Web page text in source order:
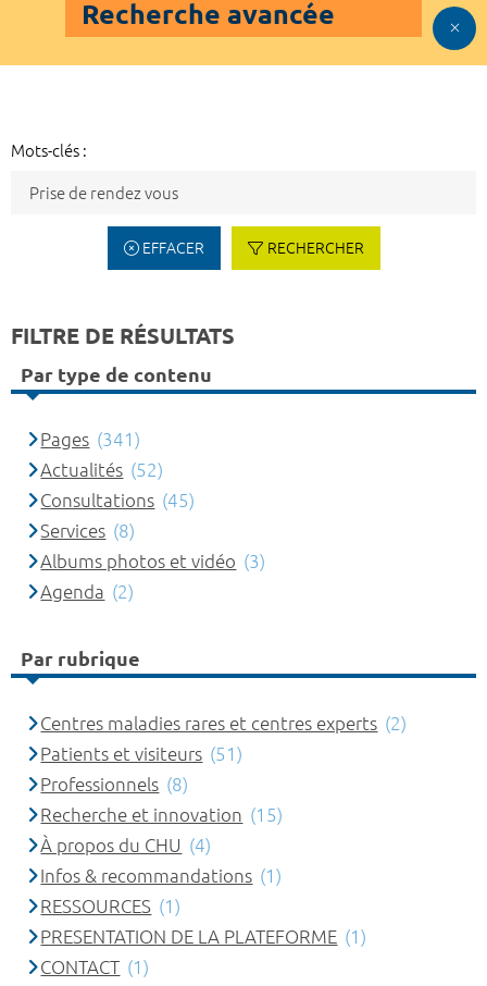
Recherche avancée
Mots-clés :
EFFACER RECHERCHER
FILTRE DE RÉSULTATS
Par type de contenu
Pages (341)
Actualités (52)
Consultations (45)
Services (8)
Albums photos et vidéo (3)
Agenda (2)
Par rubrique
Centres maladies rares et centres experts (2)
Patients et visiteurs (51)
Professionnels (8)
Recherche et innovation (15)
À propos du CHU (4)
Infos & recommandations (1)
RESSOURCES (1)
PRESENTATION DE LA PLATEFORME (1)
CONTACT (1)